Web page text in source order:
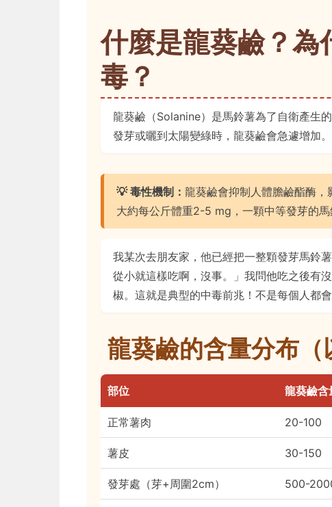
什麼是龍葵鹼？為
毒？
龍葵鹼（Solanine）是馬鈴薯為了自衛產生
發芽或曬到太陽變綠時，龍葵鹼會急遽增加
💡 毒性機制： 龍葵鹼會抑制人體膽鹼酯酶
大約每公斤體重2-5 mg，一顆中等發芽的馬
我某次去朋友家，他已經把一整顆發芽馬鈴
從小就這樣吃啊，沒事。」我問他吃之後有
椒。這就是典型的中毒前兆！不是每個人都
龍葵鹼的含量分布（
部位 龍葵鹼
正常薯肉 20-100
薯皮 30-150
發芽處（芽+周圍2cm） 500-